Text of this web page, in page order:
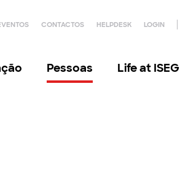
CONTACTOS HELPDESK LOGIN
Pessoas Life at ISEG